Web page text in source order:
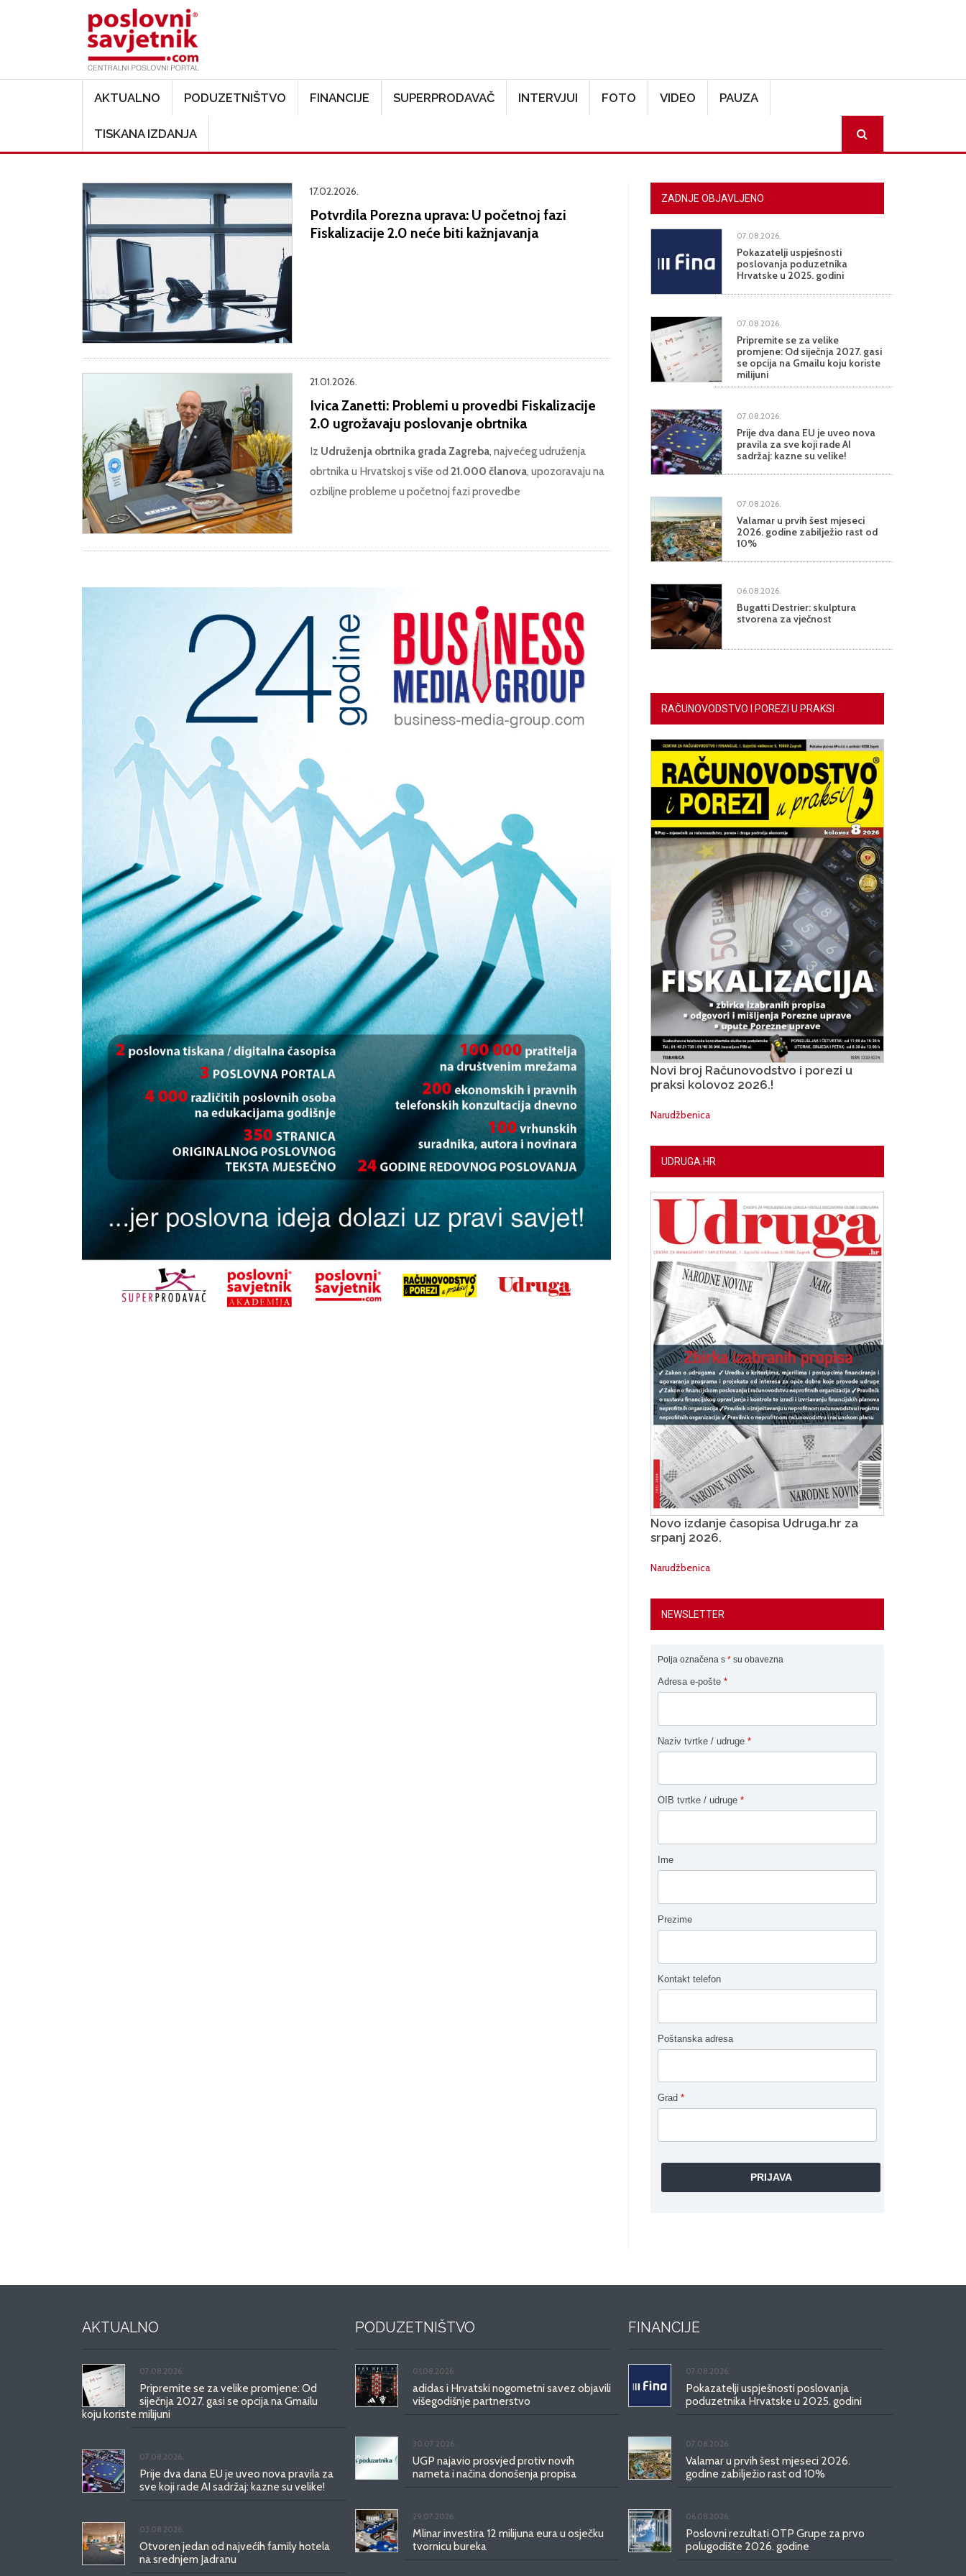
AKTUALNO PODUZETNIŠTVO FINANCIJE SUPERPRODAVAČ INTERVJUI FOTO VIDEO PAUZA
TISKANA IZDANJA
17.02.2026.
Potvrdila Porezna uprava: U početnoj fazi
Fiskalizacije 2.0 neće biti kažnjavanja
21.01.2026.
Ivica Zanetti: Problemi u provedbi Fiskalizacije
2.0 ugrožavaju poslovanje obrtnika
Iz Udruženja obrtnika grada Zagreba, najvećeg udruženja
obrtnika u Hrvatskoj s više od 21.000 članova, upozoravaju na
ozbiljne probleme u početnoj fazi provedbe
ZADNJE OBJAVLJENO
07.08.2026.
Pokazatelji uspješnosti
poslovanja poduzetnika
Hrvatske u 2025. godini
07.08.2026.
Pripremite se za velike
promjene: Od siječnja 2027. gasi
se opcija na Gmailu koju koriste
milijuni
07.08.2026.
Prije dva dana EU je uveo nova
pravila za sve koji rade AI
sadržaj: kazne su velike!
07.08.2026.
Valamar u prvih šest mjeseci
2026. godine zabilježio rast od
10%
06.08.2026.
Bugatti Destrier: skulptura
stvorena za vječnost
RAČUNOVODSTVO I POREZI U PRAKSI
Novi broj Računovodstvo i porezi u
praksi kolovoz 2026.!
Narudžbenica
UDRUGA.HR
Novo izdanje časopisa Udruga.hr za
srpanj 2026.
Narudžbenica
NEWSLETTER
Polja označena s * su obavezna
Adresa e-pošte *
Naziv tvrtke / udruge *
OIB tvrtke / udruge *
Ime
Prezime
Kontakt telefon
Poštanska adresa
Grad *
AKTUALNO
07.08.2026.
Pripremite se za velike promjene: Od
siječnja 2027. gasi se opcija na Gmailu
koju koriste milijuni
07.08.2026.
Prije dva dana EU je uveo nova pravila za
sve koji rade AI sadržaj: kazne su velike!
03.08.2026.
Otvoren jedan od najvećih family hotela
na srednjem Jadranu
PODUZETNIŠTVO
01.08.2026.
adidas i Hrvatski nogometni savez objavili
višegodišnje partnerstvo
30.07.2026.
UGP najavio prosvjed protiv novih
nameta i načina donošenja propisa
29.07.2026.
Mlinar investira 12 milijuna eura u osječku
tvornicu bureka
FINANCIJE
07.08.2026.
Pokazatelji uspješnosti poslovanja
poduzetnika Hrvatske u 2025. godini
07.08.2026.
Valamar u prvih šest mjeseci 2026.
godine zabilježio rast od 10%
06.08.2026.
Poslovni rezultati OTP Grupe za prvo
polugodište 2026. godine